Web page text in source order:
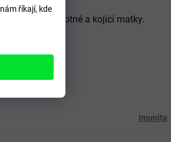
říkají, kde
do tří let, těhotné a kojící matky.
Imunita